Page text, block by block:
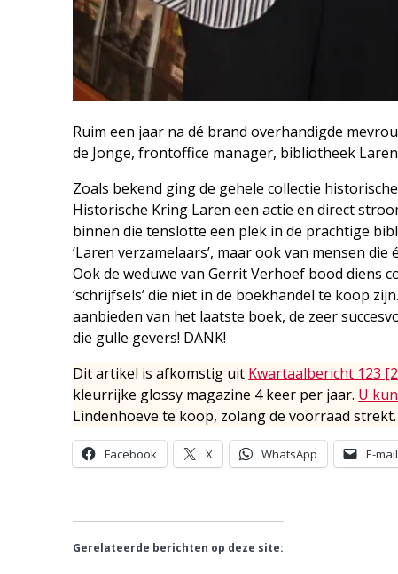
Ruim een jaar na dé brand overhandigde
de Jonge, frontoffice manager, bibliotheek
Zoals bekend ging de gehele collectie
Historische Kring Laren een actie en direct
binnen die tenslotte een plek in de prachtige
‘Laren verzamelaars’, maar ook van mensen
Ook de weduwe van Gerrit Verhoef bood diens
‘schrijfsels’ die niet in de boekhandel te koop
aanbieden van het laatste boek, de zeer
die gulle gevers! DANK!
Dit artikel is afkomstig uit Kwartaalbericht 123
kleurrijke glossy magazine 4 keer per jaar. U
Lindenhoeve te koop, zolang de voorraad strekt.
Facebook X WhatsApp E-mail
Gerelateerde berichten op deze site: